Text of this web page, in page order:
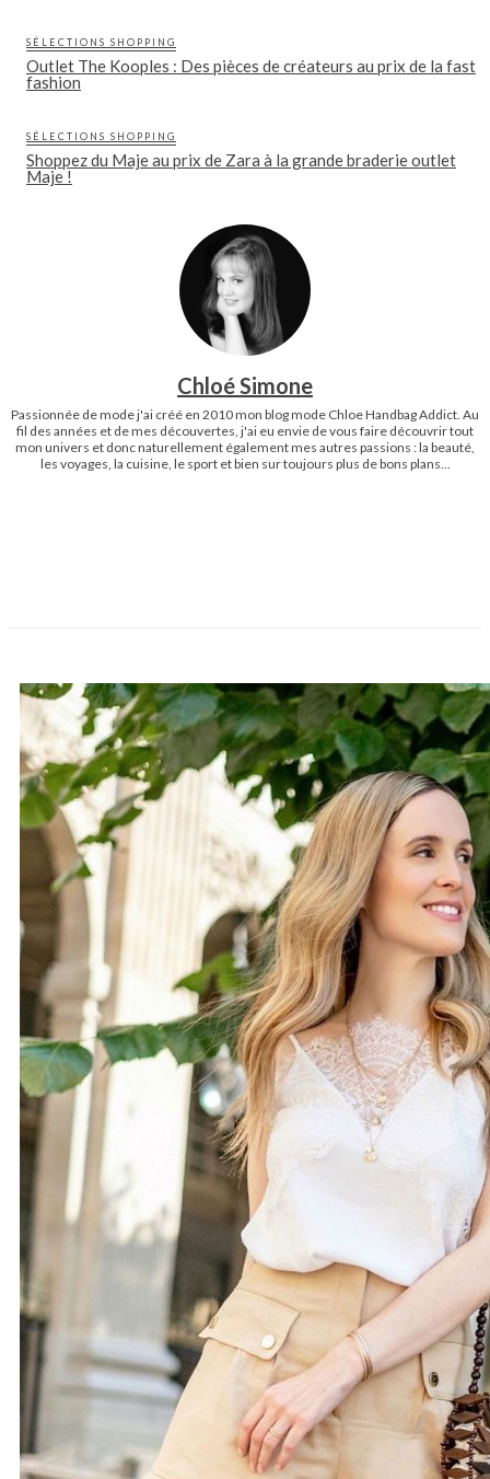
SÉLECTIONS SHOPPING
Outlet The Kooples : Des pièces de créateurs au prix de la fast
fashion
SÉLECTIONS SHOPPING
Shoppez du Maje au prix de Zara à la grande braderie outlet
Maje !
Chloé Simone
Passionnée de mode j'ai créé en 2010 mon blog mode Chloe Handbag Addict. Au
fil des années et de mes découvertes, j'ai eu envie de vous faire découvrir tout
mon univers et donc naturellement également mes autres passions : la beauté,
les voyages, la cuisine, le sport et bien sur toujours plus de bons plans...